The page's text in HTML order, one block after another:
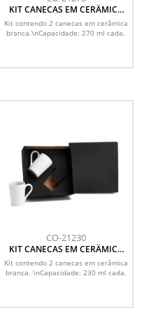
KIT CANECAS EM CERÂMICA
BRANCA - 270ML
Kit contendo 2 canecas em cerâmica
branca.\nCapacidade: 270 ml cada.
CO-21230
KIT CANECAS EM CERÂMICA
BRANCA - 230ML
Kit contendo 2 canecas em cerâmica
branca. \nCapacidade: 230 ml cada.